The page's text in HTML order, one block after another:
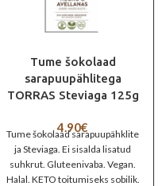
Tume šokolaad
sarapuupählitega
TORRAS Steviaga 125g
4.90€
Tume šokolaad sarapuupähklite
ja Steviaga. Ei sisalda lisatud
suhkrut. Gluteenivaba. Vegan.
Halal. KETO toitumiseks sobilik.